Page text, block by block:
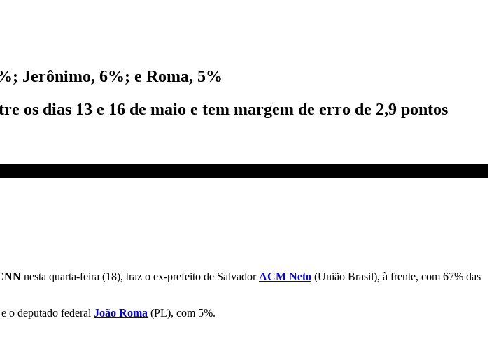
Jerônimo, 6%; e Roma, 5%
os dias 13 e 16 de maio e tem margem de erro de 2,9 pontos
nesta quarta-feira (18), traz o ex-prefeito de Salvador ACM Neto (União Brasil), à frente, com 67% das
o deputado federal João Roma (PL), com 5%.